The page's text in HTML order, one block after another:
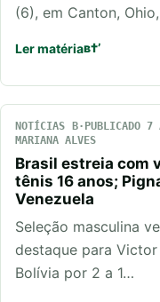
(6), em Canton,
Ler matéria
NOTÍCIAS PUBLICADO 7
MARIANA ALVES
Brasil estreia com
tênis 16 anos;
Venezuela
Seleção masculina
destaque para
Bolívia por 2 a 1…